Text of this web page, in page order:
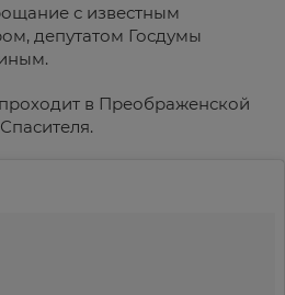
с известным
депутатом Госдумы
в Преображенской